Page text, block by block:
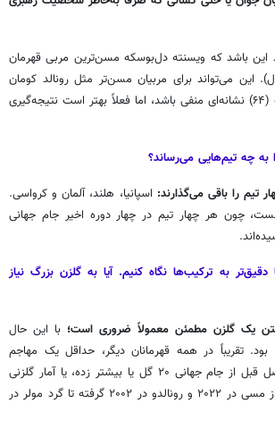
این باشد که ویسنته دل‌بوسکه مسن‌ترین مربی قهرمان
جهانی بوده (۵۹ سال). این می‌تواند برای مربیان مسن‌تر مثل رونالد کومان
(۶۳) و لوئیس دلا فوئنته (۶۴) نشانه‌ای منفی باشد، اما فعلاً بهتر است نتیجه‌گیری
به چه تیم‌هایی می‌رساند؟
تیم را باقی می‌گذارند: اسپانیا، هلند، آلمان و کرواسی.
چون هر چهار تیم در چهار دوره اخیر جام جهانی
دقیق‌تر به ترکیب‌ها نگاه کنیم. آیا به گلزن بزرگ نیاز
یک گلزن مطمئن معمولاً ضروری است؛ با این حال
یک استثنا بود. تقریباً در همه قهرمانان دیگر، حداقل یک مهاجم
وجود داشته که یا در فصل قبل از جام جهانی ۲۰ گل یا بیشتر زده، یا آمار گلزنی
چشمگیری داشته است؛ از مسی در ۲۰۲۲ و رونالدو در ۲۰۰۲ گرفته تا گرد مولر در